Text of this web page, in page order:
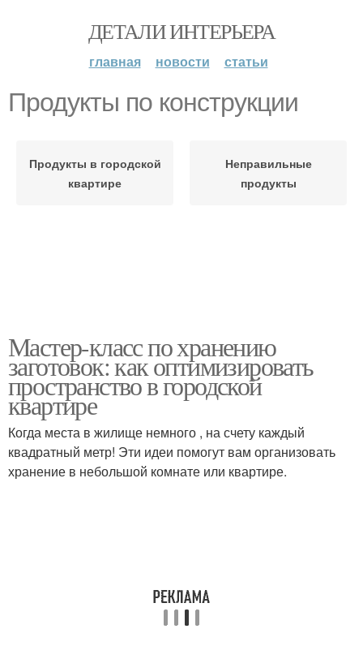
ДЕТАЛИ ИНТЕРЬЕРА
главная новости статьи
Продукты по конструкции
Продукты в городской
квартире
Неправильные
продукты
Мастер-класс по хранению
заготовок: как оптимизировать
пространство в городской
квартире
Когда места в жилище немного , на счету каждый
квадратный метр! Эти идеи помогут вам организовать
хранение в небольшой комнате или квартире.